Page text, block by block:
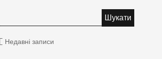
Недавні записи